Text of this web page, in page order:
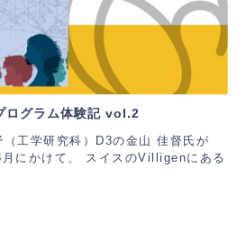
ログラム体験記 vol.2
工学研究科）D3の金山 佳督氏が
にかけて、 スイスのVilligenにある